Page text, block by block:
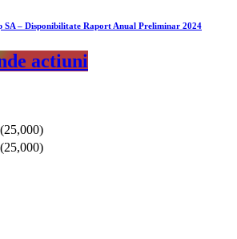
SA – Disponibilitate Raport Anual Preliminar 2024
actiuni